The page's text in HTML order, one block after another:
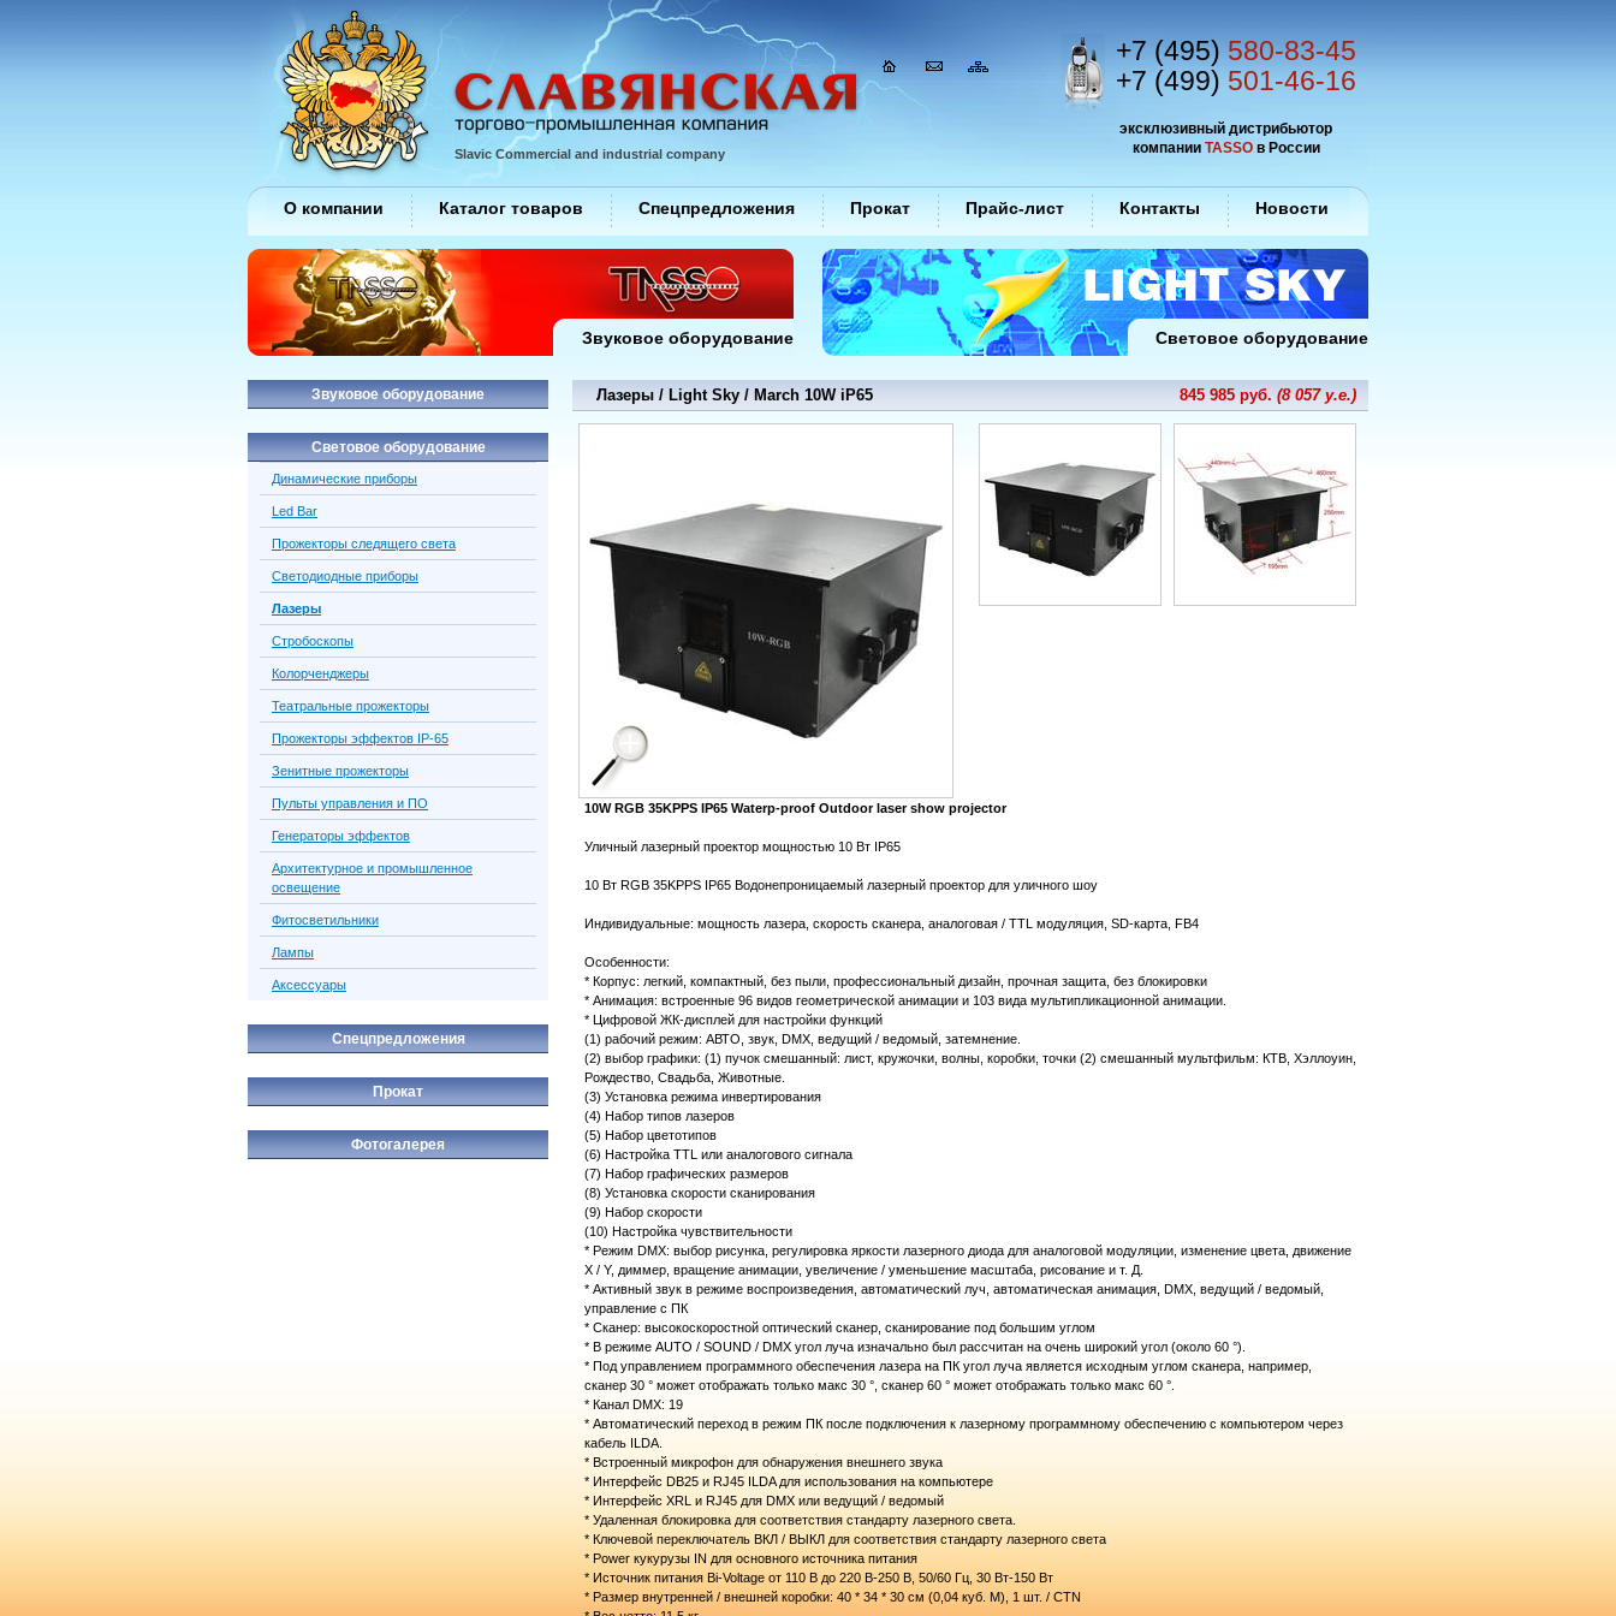
Лазеры / Light Sky / March 10W iP65 845 985 руб. (8 057 у.е.)
10W RGB 35KPPS IP65 Waterp-proof Outdoor laser show projector
Уличный лазерный проектор мощностью 10 Вт IP65
10 Вт RGB 35KPPS IP65 Водонепроницаемый лазерный проектор для уличного шоу
Индивидуальные: мощность лазера, скорость сканера, аналоговая / TTL модуляция, SD-карта, FB4
Особенности:
* Корпус: легкий, компактный, без пыли, профессиональный дизайн, прочная защита, без блокировки
* Анимация: встроенные 96 видов геометрической анимации и 103 вида мультипликационной анимации.
* Цифровой ЖК-дисплей для настройки функций
(1) рабочий режим: АВТО, звук, DMX, ведущий / ведомый, затемнение.
(2) выбор графики: (1) пучок смешанный: лист, кружочки, волны, коробки, точки (2) смешанный мультфильм: КТВ, Хэллоуин,
Рождество, Свадьба, Животные.
(3) Установка режима инвертирования
(4) Набор типов лазеров
(5) Набор цветотипов
(6) Настройка TTL или аналогового сигнала
(7) Набор графических размеров
(8) Установка скорости сканирования
(9) Набор скорости
(10) Настройка чувствительности
* Режим DMX: выбор рисунка, регулировка яркости лазерного диода для аналоговой модуляции, изменение цвета, движение
X / Y, диммер, вращение анимации, увеличение / уменьшение масштаба, рисование и т. Д.
* Активный звук в режиме воспроизведения, автоматический луч, автоматическая анимация, DMX, ведущий / ведомый,
управление с ПК
* Сканер: высокоскоростной оптический сканер, сканирование под большим углом
* В режиме AUTO / SOUND / DMX угол луча изначально был рассчитан на очень широкий угол (около 60 °).
* Под управлением программного обеспечения лазера на ПК угол луча является исходным углом сканера, например,
сканер 30 ° может отображать только макс 30 °, сканер 60 ° может отображать только макс 60 °.
* Канал DMX: 19
* Автоматический переход в режим ПК после подключения к лазерному программному обеспечению с компьютером через
кабель ILDA.
* Встроенный микрофон для обнаружения внешнего звука
* Интерфейс DB25 и RJ45 ILDA для использования на компьютере
* Интерфейс XRL и RJ45 для DMX или ведущий / ведомый
* Удаленная блокировка для соответствия стандарту лазерного света.
* Ключевой переключатель ВКЛ / ВЫКЛ для соответствия стандарту лазерного света
* Power кукурузы IN для основного источника питания
* Источник питания Bi-Voltage от 110 В до 220 В-250 В, 50/60 Гц, 30 Вт-150 Вт
* Размер внутренней / внешней коробки: 40 * 34 * 30 см (0,04 куб. М), 1 шт. / CTN
Звуковое оборудование
Световое оборудование
Динамические приборы
Led Bar
Прожекторы следящего света
Светодиодные приборы
Лазеры
Стробоскопы
Колорченджеры
Театральные прожекторы
Прожекторы эффектов IP-65
Зенитные прожекторы
Пульты управления и ПО
Генераторы эффектов
Архитектурное и промышленное
освещение
Фитосветильники
Лампы
Аксессуары
Спецпредложения
Прокат
Фотогалерея
Slavic Commercial and industrial company
эксклюзивный дистрибьютор
компании TASSOв России
+7 (495) 580-83-45
+7 (499) 501-46-16
О компании Каталог товаров Спецпредложения Прокат Прайс-лист Контакты Новости
Звуковое оборудование Световое оборудование